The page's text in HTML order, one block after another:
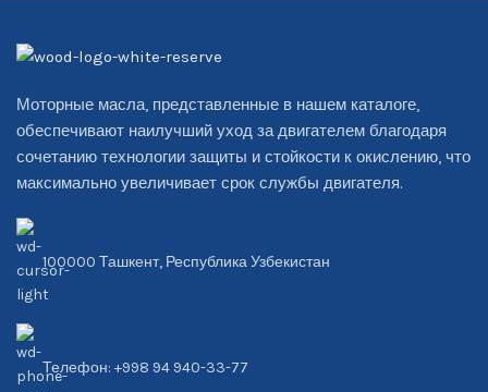
Моторные масла, представленные в нашем каталоге,
обеспечивают наилучший уход за двигателем благодаря
сочетанию технологии защиты и стойкости к окислению, что
максимально увеличивает срок службы двигателя.
100000 Ташкент, Республика Узбекистан
Телефон: +998 94 940-33-77